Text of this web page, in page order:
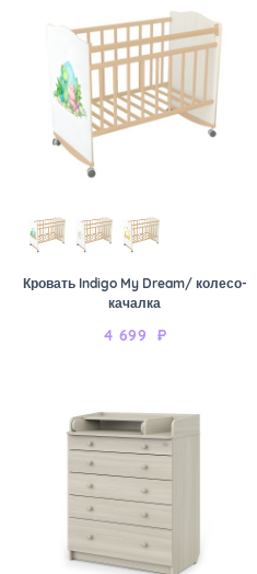
Кровать Indigo My Dream/ колесо-
качалка
4 699 ₽